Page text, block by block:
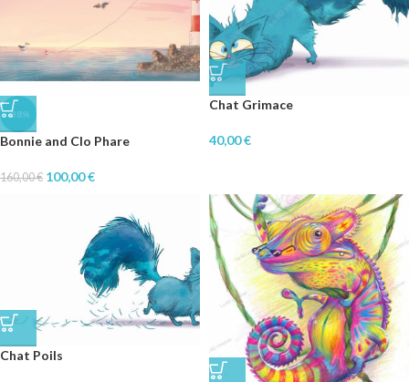
-38%
Bonnie and Clo Phare
160,00€ 100,00€
Chat Grimace
40,00€
Chat Poils